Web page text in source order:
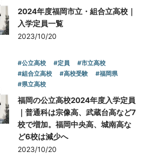
2024年度福岡市立・組合立高校｜
入学定員一覧
2023/10/20
#公立高校 #定員
#市立高校
#組合立高校
#高校受験
#福岡県
#県立高校
福岡の公立高校2024年度入学定員
｜普通科は宗像高、武蔵台高など7
校で増加。福岡中央高、城南高な
ど6校は減少へ
2023/10/20